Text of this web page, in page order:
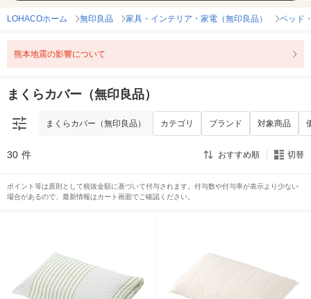
LOHACOホーム 無印良品 家具・インテリア・家電（無印良品） ベッド
熊本地震の影響について
まくらカバー（無印良品）
まくらカバー（無印良品） カテゴリ ブランド 対象商品
30 件 おすすめ順 切替
ポイント等は原則として税抜金額に基づいて付与されます。付与数や付与率が表示より少ない
場合があるので、最新情報はカート画面でご確認ください。